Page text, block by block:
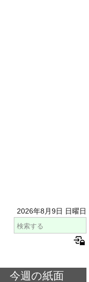
2026年8月9日 日曜日
今週の紙面